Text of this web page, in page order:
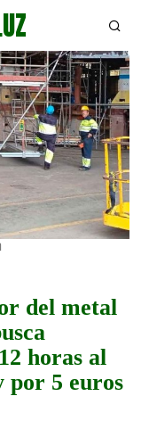
del metal
horas al
por 5 euros